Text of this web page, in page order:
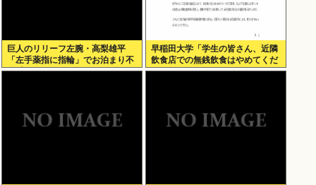
巨人のリリーフ左腕・高梨雄平
「左手薬指に指輪」でお泊まり不
倫愛
早稲田大学「学生の皆さん、近隣
飲食店での無銭飲食はやめてくだ
さい」